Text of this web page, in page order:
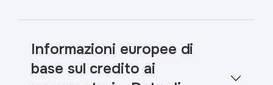
Informazioni europee di
base sul credito ai